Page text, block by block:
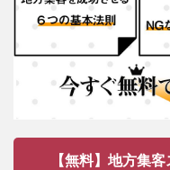
【無料】地方集